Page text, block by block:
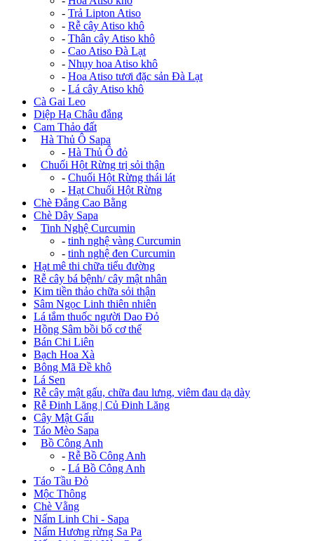
- Trả Lipton Atiso
- Rễ cây Atiso khô
- Thân cây Atiso khô
- Cao Atiso Đà Lạt
- Nhụy hoa Atiso khô
- Hoa Atiso tươi đặc sản Đà Lạt
- Lá cây Atiso khô
Cà Gai Leo
Diệp Hạ Châu đắng
Cam Thảo đất
Hà Thủ Ô Sapa
- Hà Thủ Ô đỏ
Chuối Hột Rừng trị sỏi thận
- Chuối Hột Rừng thái lát
- Hạt Chuối Hột Rừng
Chè Đắng Cao Bằng
Chè Dây Sapa
Tinh Nghệ Curcumin
- tinh nghệ vàng Curcumin
- tinh nghệ đen Curcumin
Hạt mê thi chữa tiểu đường
Rễ cây bá bệnh/ cây mật nhân
Kim tiền thảo chữa sỏi thận
Sâm Ngọc Linh thiên nhiên
Lá tắm thuốc người Dao Đỏ
Hồng Sâm bồi bổ cơ thể
Bán Chi Liên
Bạch Hoa Xà
Bông Mã Đề khô
Lá Sen
Rễ cây mật gấu, chữa đau lưng, viêm đau dạ dày
Rễ Đinh Lăng | Củ Đinh Lăng
Cây Mật Gấu
Táo Mèo Sapa
Bồ Công Anh
- Rễ Bồ Công Anh
- Lá Bồ Công Anh
Táo Tầu Đỏ
Mộc Thông
Chè Vằng
Nấm Linh Chi - Sapa
Nấm Hương rừng Sa Pa